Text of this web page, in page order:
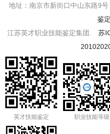
地址：南京市新街口中山东路9
鉴
江苏英才职业技能鉴定集团. 苏
英才技能鉴定 职业技能等级